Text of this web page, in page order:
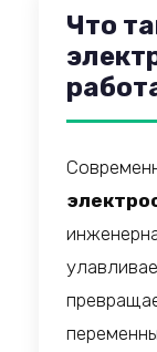
Что